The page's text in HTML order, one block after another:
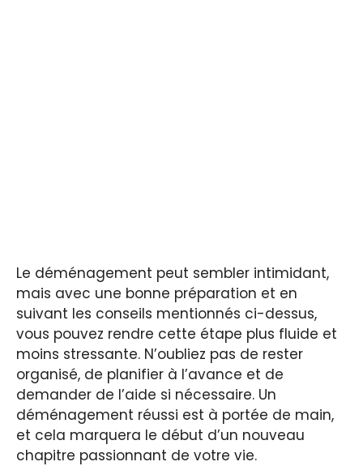
Le déménagement peut sembler intimidant,
mais avec une bonne préparation et en
suivant les conseils mentionnés ci-dessus,
vous pouvez rendre cette étape plus fluide et
moins stressante. N’oubliez pas de rester
organisé, de planifier à l’avance et de
demander de l’aide si nécessaire. Un
déménagement réussi est à portée de main,
et cela marquera le début d’un nouveau
chapitre passionnant de votre vie.